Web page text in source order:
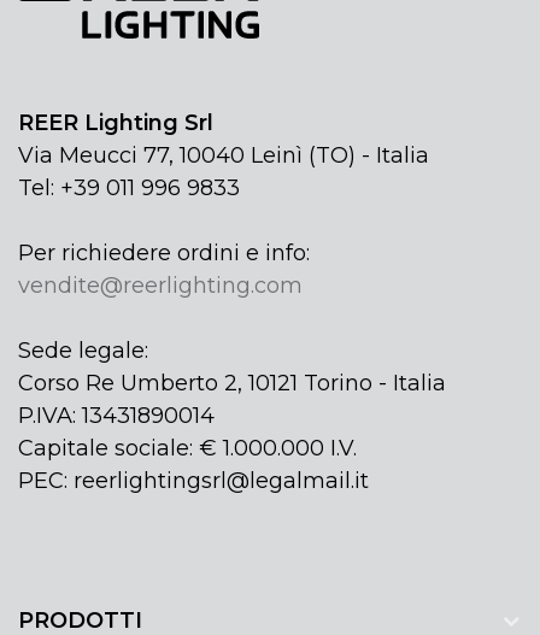
REER Lighting Srl
Via Meucci 77, 10040 Leinì (TO) - Italia
Tel: +39 011 996 9833
Per richiedere ordini e info:
vendite@reerlighting.com
Sede legale:
Corso Re Umberto 2, 10121 Torino - Italia
P.IVA: 13431890014
Capitale sociale: € 1.000.000 I.V.
PEC: reerlightingsrl@legalmail.it
PRODOTTI